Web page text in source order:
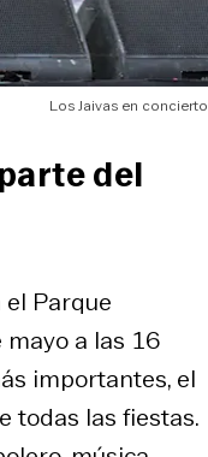
Los Jaivas en concierto
del
Parque
a las 16
importantes, el
todas las fiestas.